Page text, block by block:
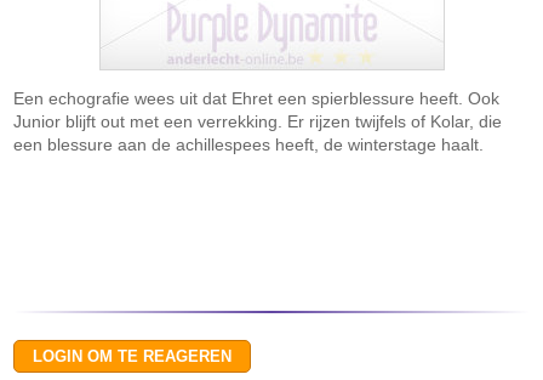
Een echografie wees uit dat Ehret een spierblessure heeft. Ook
Junior blijft out met een verrekking. Er rijzen twijfels of Kolar, die
een blessure aan de achillespees heeft, de winterstage haalt.